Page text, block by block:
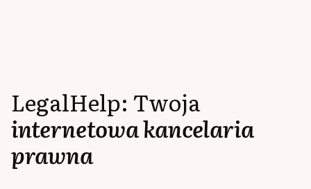
LegalHelp: Twoja
internetowa kancelaria
prawna